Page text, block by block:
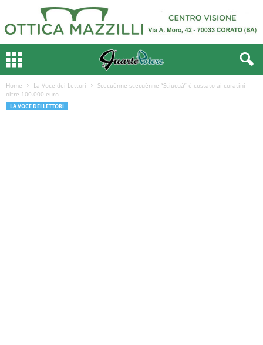
Home La Voce dei Lettori
Scecuènne scecuènne “Sciucuà” è costato ai coratini
oltre 100.000 euro
LA VOCE DEI LETTORI